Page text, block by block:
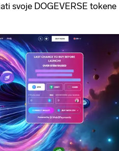
svoje DOGEVERSE tokene